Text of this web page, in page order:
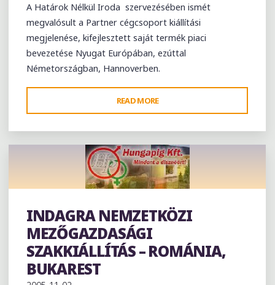
A Határok Nélkül Iroda szervezésében ismét
megvalósult a Partner cégcsoport kiállítási
megjelenése, kifejlesztett saját termék piaci
bevezetése Nyugat Európában, ezúttal
Németországban, Hannoverben.
READ MORE
NEMZETKÖZI
MEZŐGAZDASÁGIGÉP
SZAKKIÁLLÍTÁS
–
NÉMETORSZÁG,
HANNOVER"
Exhibition
INDAGRA NEMZETKÖZI
MEZŐGAZDASÁGI
SZAKKIÁLLÍTÁS – ROMÁNIA,
BUKAREST